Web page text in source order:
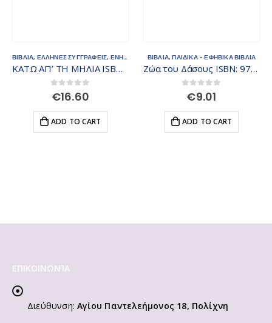
ΒΙΒΛΙΑ, ΕΛΛΗΝΕΣ ΣΥΓΓΡΑΦΕΙΣ, ΕΝΗΛΙΚΩΝ
ΚΑΤΩ ΑΠ’ ΤΗ ΜΗΛΙΑ ISBN 978-618-01-3705-7
0out of 5
€16.60
ADD TO CART
ΒΙΒΛΙΑ,ΠΑΙΔΙΚΑ - ΕΦΗΒΙΚΑ ΒΙΒΛΙΑ
Ζώα του Δάσους ISBN: 9789605933302
out of 5
€9.01
ADD TO CART
ΕΠΙΚΟΙΝΩΝΊΑ
Διεύθυνση: Αγίου Παντελεήμονος 18, Πολίχνη